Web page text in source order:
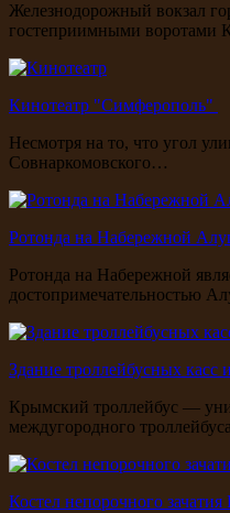
Железнодорожный вокзал
гостеприимными воротами
Кинотеатр "Симферополь"
Несмотря на то, что угол
Совнаркомовского…
Ротонда на Набережной
Ротонда на Набережной
достопримечательностью
Здание троллейбусных
Крымский троллейбус —
междугородного
Костел непорочного